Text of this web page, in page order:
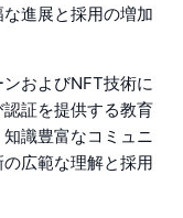
進展と採用の増加
およびNFT技術に
証を提供する教育
識豊富なコミュニ
広範な理解と採用